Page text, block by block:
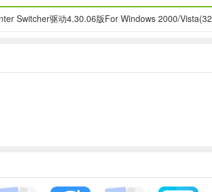
Switcher驱动4.30.06版For Windows 2000/